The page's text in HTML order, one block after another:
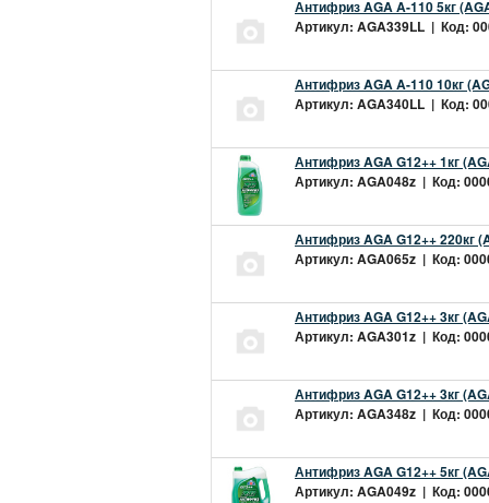
Антифриз AGA A-110 5кг
Артикул: AGA339LL | Код:
Антифриз AGA A-110 10кг
Артикул: AGA340LL | Код:
Антифриз AGA G12++ 1кг
Артикул: AGA048z | Код:
Антифриз AGA G12++ 220кг
Артикул: AGA065z | Код:
Антифриз AGA G12++ 3кг
Артикул: AGA301z | Код:
Антифриз AGA G12++ 3кг
Артикул: AGA348z | Код:
Антифриз AGA G12++ 5кг
Артикул: AGA049z | Код: